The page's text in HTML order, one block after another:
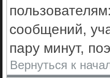
сообщений,
пару минут,
Вернуться к